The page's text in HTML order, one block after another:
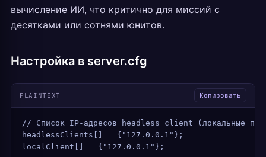
вычисление ИИ, что критично для миссий с
десятками или сотнями юнитов.
Настройка в server.cfg
PLAINTEXT Копировать
// Список IP-адресов headless client (локальные
headlessClients[] = {"127.0.0.1"};
localClient[] = {"127.0.0.1"};